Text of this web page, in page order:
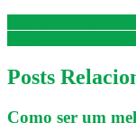
Navegação
de
Post
Posts
Como ser um